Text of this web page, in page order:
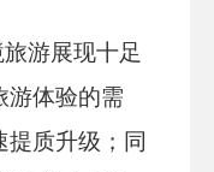
游展现十足
游体验的需
质升级；同